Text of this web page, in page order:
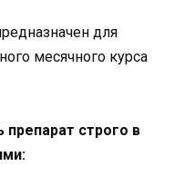
для
месячного курса
строго в